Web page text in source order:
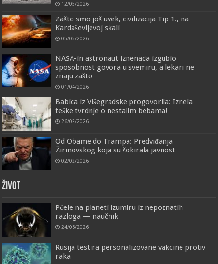
12/05/2026
Zašto smo još uvek, civilizacija Tip 1., na
Kardaševljevoj skali
05/05/2026
NASA-in astronaut iznenada izgubio
sposobnost govora u svemiru, a lekari ne
znaju zašto
01/04/2026
Babica iz Višegradske progovorila: Iznela
teške tvrdnje o nestalim bebama!
26/02/2026
Od Obame do Trampa: Predviđanja
Žirinovskog koja su šokirala javnost
02/02/2026
ŽIVOT
Pčele na planeti izumiru iz nepoznatih
razloga — naučnik
24/06/2026
Rusija testira personalizovane vakcine protiv
raka